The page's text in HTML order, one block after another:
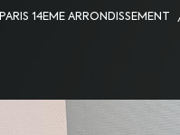
PARIS 14EME ARRONDISSEMENT